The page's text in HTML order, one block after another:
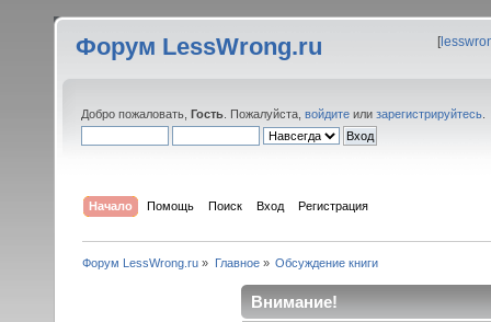
Форум LessWrong.ru [
Добро пожаловать, Гость . Пожалуйста, войдите или зарегистрируйтесь
Начало Помощь Поиск Вход Регистрация
Форум LessWrong.ru » Главное» Обсуждение книги
Внимание!